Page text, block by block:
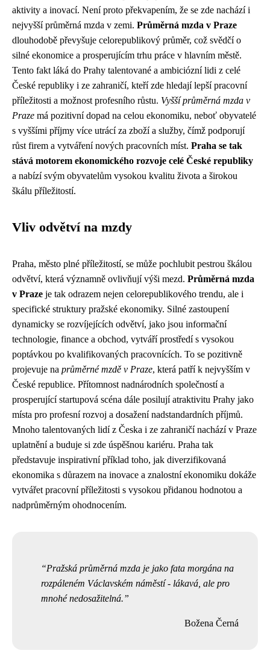
aktivity a inovací. Není proto překvapením, že se zde nachází i
nejvyšší průměrná mzda v zemi. Průměrná mzda v Praze
dlouhodobě převyšuje celorepublikový průměr, což svědčí o
silné ekonomice a prosperujícím trhu práce v hlavním městě.
Tento fakt láká do Prahy talentované a ambiciózní lidi z celé
České republiky i ze zahraničí, kteří zde hledají lepší pracovní
příležitosti a možnost profesního růstu. Vyšší průměrná mzda v
Praze má pozitivní dopad na celou ekonomiku, neboť obyvatelé
s vyššími příjmy více utrácí za zboží a služby, čímž podporují
růst firem a vytváření nových pracovních míst. Praha se tak
stává motorem ekonomického rozvoje celé České republiky
a nabízí svým obyvatelům vysokou kvalitu života a širokou
škálu příležitostí.
Vliv odvětví na mzdy
Praha, město plné příležitostí, se může pochlubit pestrou škálou
odvětví, která významně ovlivňují výši mezd. Průměrná mzda
v Praze je tak odrazem nejen celorepublikového trendu, ale i
specifické struktury pražské ekonomiky. Silné zastoupení
dynamicky se rozvíjejících odvětví, jako jsou informační
technologie, finance a obchod, vytváří prostředí s vysokou
poptávkou po kvalifikovaných pracovnících. To se pozitivně
projevuje na průměrné mzdě v Praze, která patří k nejvyšším v
České republice. Přítomnost nadnárodních společností a
prosperující startupová scéna dále posilují atraktivitu Prahy jako
místa pro profesní rozvoj a dosažení nadstandardních příjmů.
Mnoho talentovaných lidí z Česka i ze zahraničí nachází v Praze
uplatnění a buduje si zde úspěšnou kariéru. Praha tak
představuje inspirativní příklad toho, jak diverzifikovaná
ekonomika s důrazem na inovace a znalostní ekonomiku dokáže
vytvářet pracovní příležitosti s vysokou přidanou hodnotou a
nadprůměrným ohodnocením.
Pražská průměrná mzda je jako fata morgána na
rozpáleném Václavském náměstí - lákavá, ale pro
mnohé nedosažitelná.
Božena Černá